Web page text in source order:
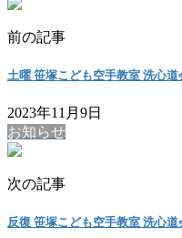
前の記事
土曜 笹塚こども空手教室 洗心
2023年11月9日
お知らせ
次の記事
反復 笹塚こども空手教室 洗心